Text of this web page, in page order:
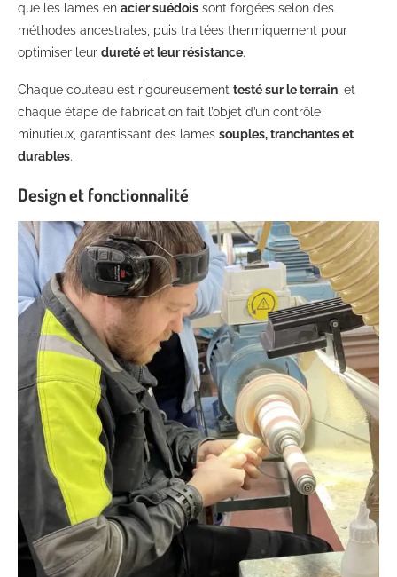
que les lames en acier suédois sont forgées selon des
méthodes ancestrales, puis traitées thermiquement pour
optimiser leur dureté et leur résistance.
Chaque couteau est rigoureusement testé sur le terrain , et
chaque étape de fabrication fait l’objet d’un contrôle
minutieux, garantissant des lames souples, tranchantes et
durables.
Design et fonctionnalité